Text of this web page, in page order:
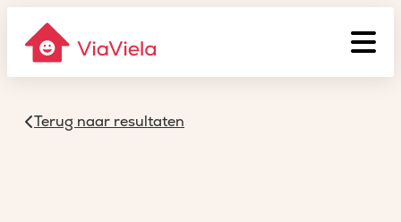
Terug naar resultaten